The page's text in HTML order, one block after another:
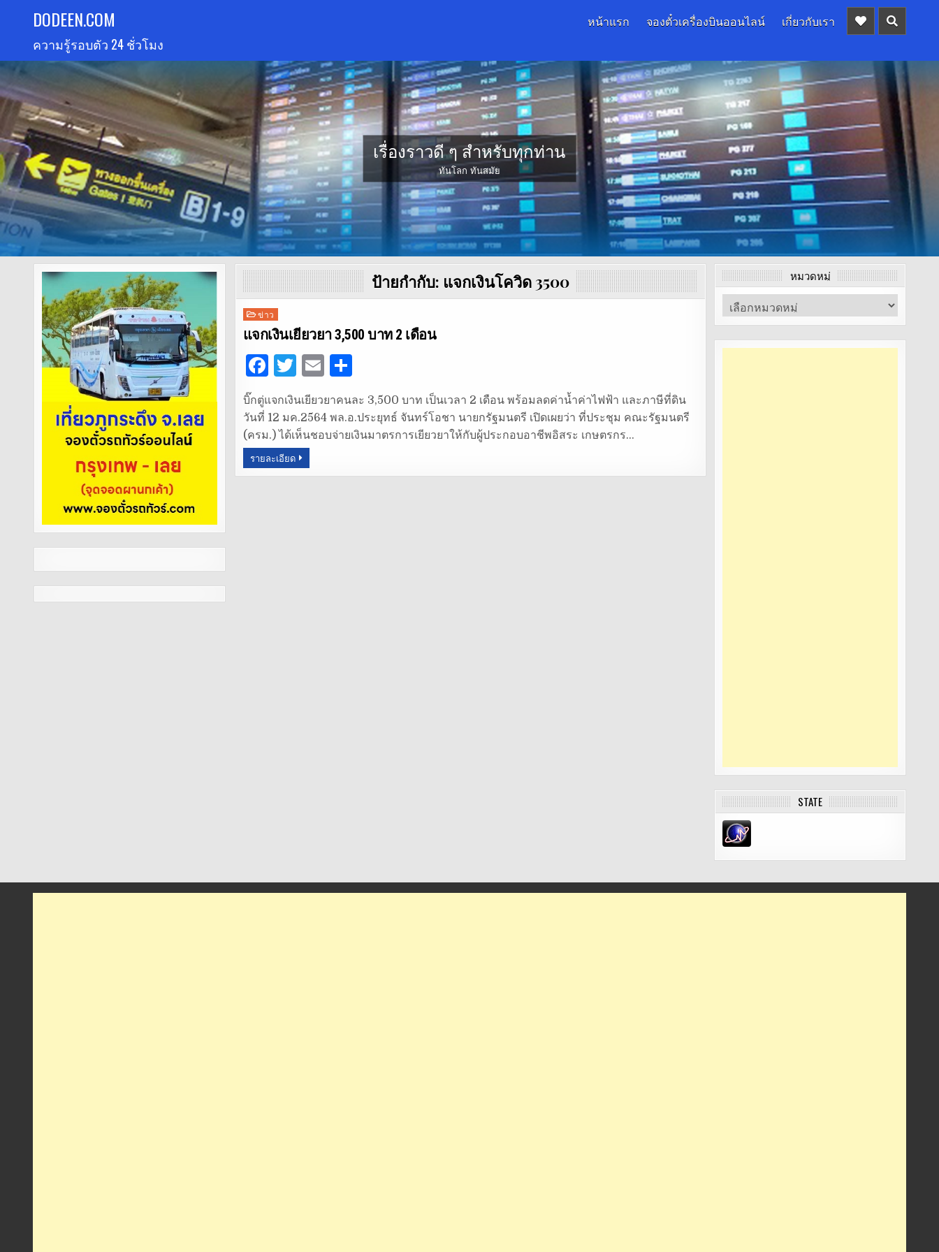
content
DODEEN.COM
ความรู้รอบตัว 24 ชั่วโมง
หน้าแรก จองตั๋วเครื่องบินออนไลน์ เกี่ยวกับเรา
เรื่องราวดี ๆ สำหรับทุกท่าน
ทันโลก ทันสมัย
ป้ายกำกับ: แจกเงินโควิด 3500
Posted
in
ข่าว
แจกเงินเยียวยา 3,500 บาท 2 เดือน
F
c
e
b
o
T
w
it
te
r
E
ai
l
S
ar
e
บิ๊กตู่แจกเงินเยียวยาคนละ 3,500 บาท เป็นเวลา 2 เดือน พร้อมลดค่าน้ำค่าไฟฟ้า และภาษีที่ดิน
วันที่ 12 มค.2564 พล.อ.ประยุทธ์ จันทร์โอชา นายกรัฐมนตรี เปิดเผยว่า ที่ประชุม คณะรัฐมนตรี
(ครม.) ได้เห็นชอบจ่ายเงินมาตรการเยียวยาให้กับผู้ประกอบอาชีพอิสระ เกษตรกร…
รายละเอียด
หมวดหมู่
หมวด
หมู่
STATE